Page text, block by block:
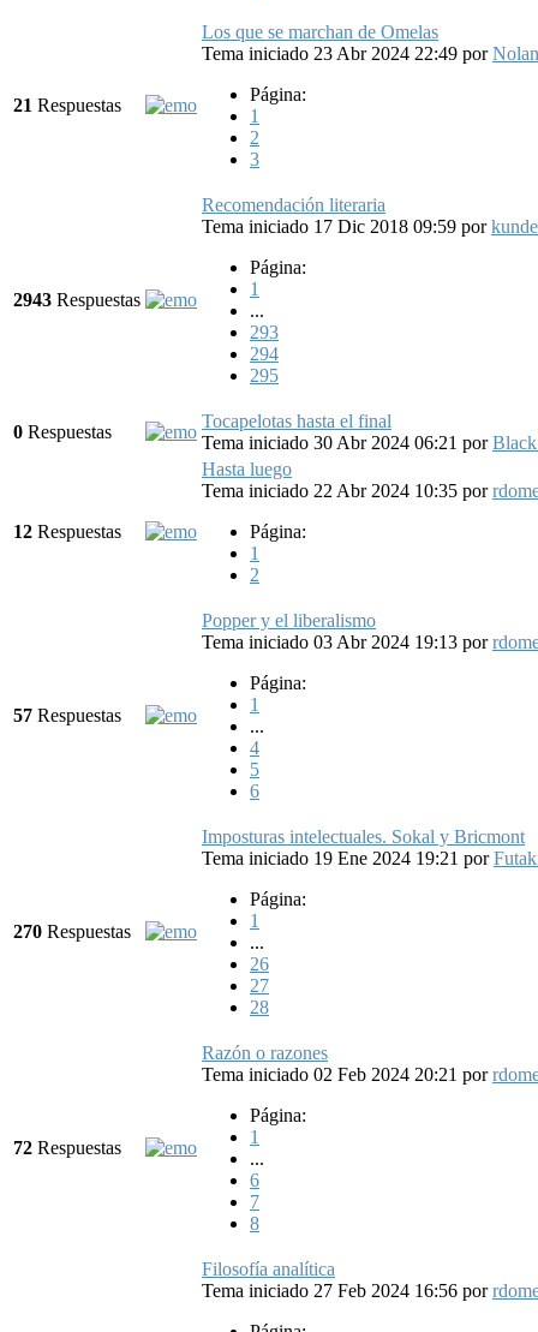
21 Respuestas
Los que se marchan de Omelas
Tema iniciado 23 Abr 2024 22:49 por
Página:
1
2
3
2943 Respuestas
Recomendación literaria
Tema iniciado 17 Dic 2018 09:59 por
Página:
1
...
293
294
295
0 Respuestas
Tocapelotas hasta el final
Tema iniciado 30 Abr 2024 06:21 por
12 Respuestas
Hasta luego
Tema iniciado 22 Abr 2024 10:35 por
Página:
1
2
57 Respuestas
Popper y el liberalismo
Tema iniciado 03 Abr 2024 19:13 por
Página:
1
...
4
5
6
270 Respuestas
Imposturas intelectuales. Sokal y Bricmont
Tema iniciado 19 Ene 2024 19:21 por
Página:
1
...
26
27
28
72 Respuestas
Razón o razones
Tema iniciado 02 Feb 2024 20:21 por
Página:
1
...
6
7
8
Filosofía analítica
Tema iniciado 27 Feb 2024 16:56 por